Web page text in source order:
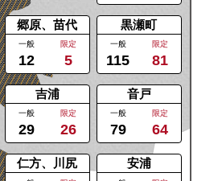
安浦
仁方、川尻
音戸
一般
79
限定
64
吉浦
一般
29
限定
26
黒瀬町
一般
115
限定
81
郷原、苗代
一般
12
限定
5